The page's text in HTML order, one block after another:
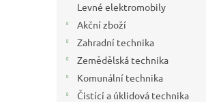
Levné elektromobily
Akční zboží
Zahradní technika
Zemědělská technika
Komunální technika
Čistící a úklidová technika